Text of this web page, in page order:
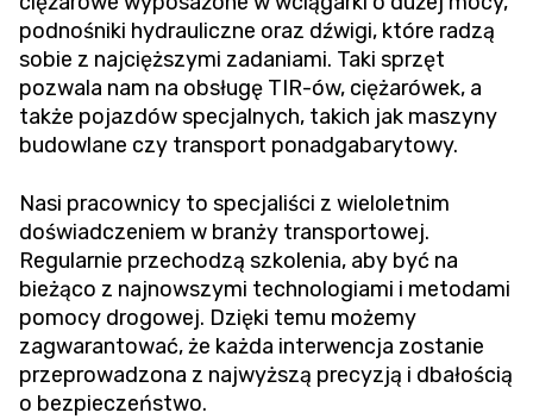
podnośniki hydrauliczne oraz dźwigi, które radzą
sobie z najcięższymi zadaniami. Taki sprzęt
pozwala nam na obsługę TIR-ów, ciężarówek, a
także pojazdów specjalnych, takich jak maszyny
budowlane czy transport ponadgabarytowy.
Nasi pracownicy to specjaliści z wieloletnim
doświadczeniem w branży transportowej.
Regularnie przechodzą szkolenia, aby być na
bieżąco z najnowszymi technologiami i metodami
pomocy drogowej. Dzięki temu możemy
zagwarantować, że każda interwencja zostanie
przeprowadzona z najwyższą precyzją i dbałością
o bezpieczeństwo.